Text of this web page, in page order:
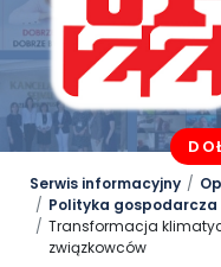
Serwis informacyjny
Polityka gospodarcza
Transformacja
związkowców